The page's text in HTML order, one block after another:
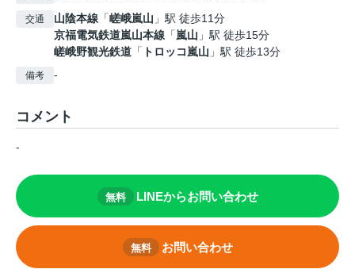
交通 山陰本線 「嵯峨嵐山 」駅 徒歩11分
京福電気鉄道嵐山本線 「嵐山 」駅 徒歩15分
嵯峨野観光鉄道 「 トロッコ嵐山 」駅 徒歩13分
備考 -
コメント
-
無料 LINEからお問い合わせ
無料 お問い合わせ